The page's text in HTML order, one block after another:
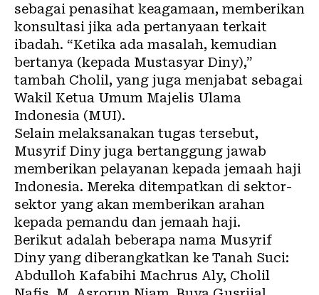
sebagai penasihat keagamaan, memberikan
konsultasi jika ada pertanyaan terkait
ibadah. “Ketika ada masalah, kemudian
bertanya (kepada Mustasyar Diny),”
tambah Cholil, yang juga menjabat sebagai
Wakil Ketua Umum Majelis Ulama
Indonesia (MUI).
Selain melaksanakan tugas tersebut,
Musyrif Diny juga bertanggung jawab
memberikan pelayanan kepada jemaah haji
Indonesia. Mereka ditempatkan di sektor-
sektor yang akan memberikan arahan
kepada pemandu dan jemaah haji.
Berikut adalah beberapa nama Musyrif
Diny yang diberangkatkan ke Tanah Suci:
Abdulloh Kafabihi Machrus Aly, Cholil